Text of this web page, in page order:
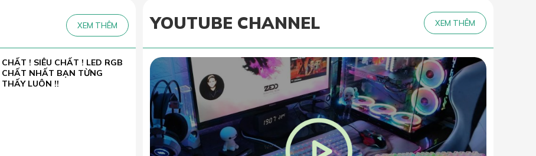
XEM THÊM
CHẤT ! SIÊU CHẤT ! LED RGB
CHẤT NHẤT BẠN TỪNG
THẤY LUÔN !!
YOUTUBE CHANNEL XEM THÊM